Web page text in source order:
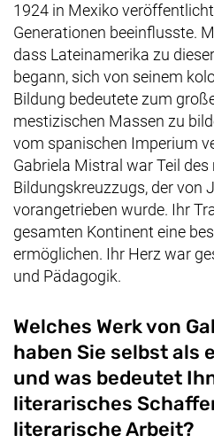
1924 in Mexiko
Generationen beeinflusste.
dass Lateinamerika zu
begann, sich von seinem
Bildung bedeutete zum
mestizischen Massen zu
vom spanischen Imperium
Gabriela Mistral war Teil
Bildungskreuzzugs, der von
vorangetrieben wurde. Ihr
gesamten Kontinent eine
ermöglichen. Ihr Herz war
und Pädagogik.
Welches Werk von
haben Sie selbst als
und was bedeutet
literarisches
literarische Arbeit?